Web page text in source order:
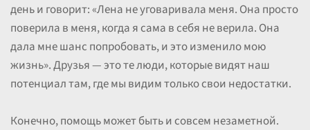
день и говорит: «Лена не уговаривала меня. Она просто
поверила в меня, когда я сама в себя не верила. Она
дала мне шанс попробовать, и это изменило мою
жизнь». Друзья — это те люди, которые видят наш
потенциал там, где мы видим только свои недостатки.
Конечно, помощь может быть и совсем незаметной.